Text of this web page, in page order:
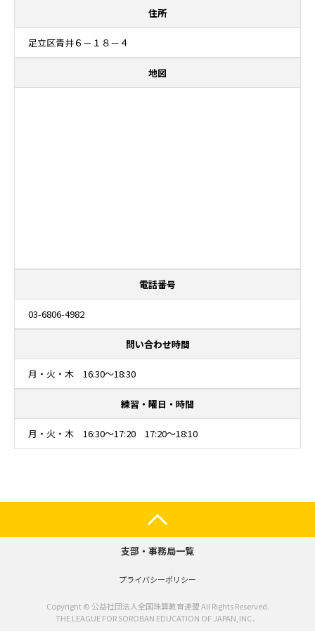
住所
足立区青井６－１８－４
地図
電話番号
03-6806-4982
問い合わせ時間
月・火・木 16:30～18:30
練習・曜日・時間
月・火・木 16:30～17:20 17:20～18:10
支部・事務局一覧
プライバシーポリシー
Copyright © 公益社団法人全国珠算教育連盟 All Rights Reserved.
THE LEAGUE FOR SOROBAN EDUCATION OF JAPAN,INC．